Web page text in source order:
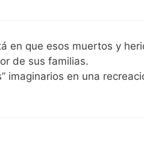
en que esos muertos y
de sus familias.
imaginarios en una